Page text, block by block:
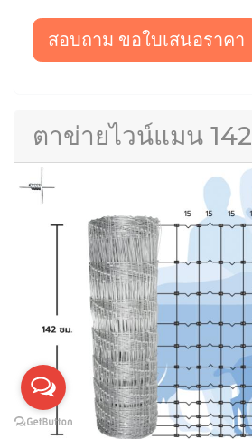
สอบถาม ขอใบเสนอราคา
ตาข่ายไวน์แมน 142